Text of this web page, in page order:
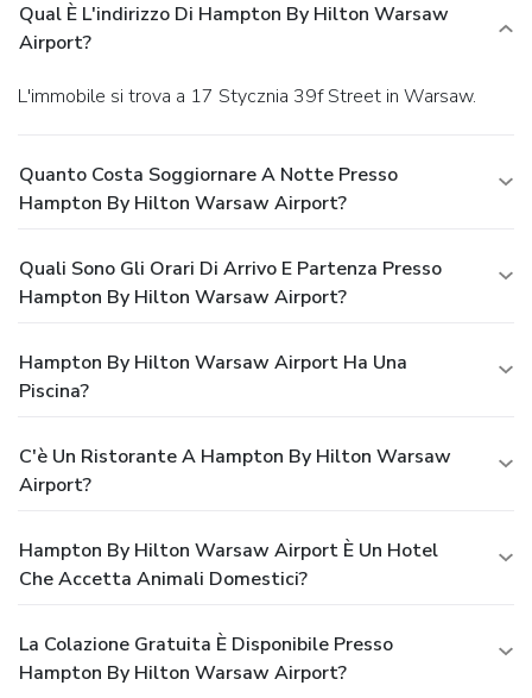
Qual È L'indirizzo Di Hampton By Hilton Warsaw
Airport?
L'immobile si trova a 17 Stycznia 39f Street in Warsaw.
Quanto Costa Soggiornare A Notte Presso
Hampton By Hilton Warsaw Airport?
Quali Sono Gli Orari Di Arrivo E Partenza Presso
Hampton By Hilton Warsaw Airport?
Hampton By Hilton Warsaw Airport Ha Una
Piscina?
C'è Un Ristorante A Hampton By Hilton Warsaw
Airport?
Hampton By Hilton Warsaw Airport È Un Hotel
Che Accetta Animali Domestici?
La Colazione Gratuita È Disponibile Presso
Hampton By Hilton Warsaw Airport?